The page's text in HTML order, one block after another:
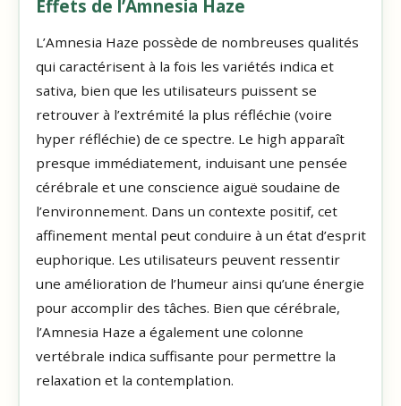
Effets de l’Amnesia Haze
L’Amnesia Haze possède de nombreuses qualités
qui caractérisent à la fois les variétés indica et
sativa, bien que les utilisateurs puissent se
retrouver à l’extrémité la plus réfléchie (voire
hyper réfléchie) de ce spectre. Le high apparaît
presque immédiatement, induisant une pensée
cérébrale et une conscience aiguë soudaine de
l’environnement. Dans un contexte positif, cet
affinement mental peut conduire à un état d’esprit
euphorique. Les utilisateurs peuvent ressentir
une amélioration de l’humeur ainsi qu’une énergie
pour accomplir des tâches. Bien que cérébrale,
l’Amnesia Haze a également une colonne
vertébrale indica suffisante pour permettre la
relaxation et la contemplation.